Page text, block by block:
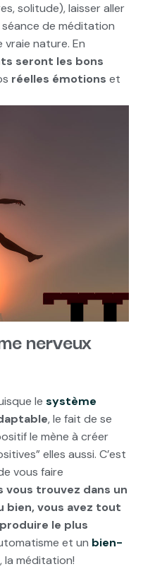
solitude), laisser aller
séance de méditation
nature. En
seront les bons
réelles émotions et
nerveux
le système
, le fait de se
le mène à créer
elles aussi. C’est
vous faire
vous trouvez dans un
bien, vous avez tout
le plus
et un bien-
la méditation!